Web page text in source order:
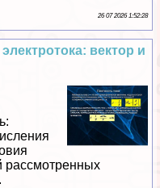
26 07 2026 1:52:28
вектор и
рассмотренных